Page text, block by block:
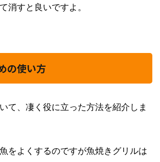
消すと良いですよ。
の使い方
て、凄く役に立った方法を紹介しま
をよくするのですが魚焼きグリルは